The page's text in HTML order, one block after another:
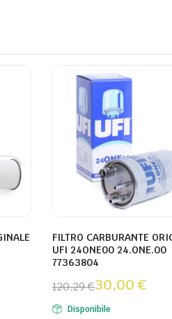
FILTRO CARBURANTE
UFI 24ONE00 24.ONE.00
77363804
120,29€30,00 €
Disponibile